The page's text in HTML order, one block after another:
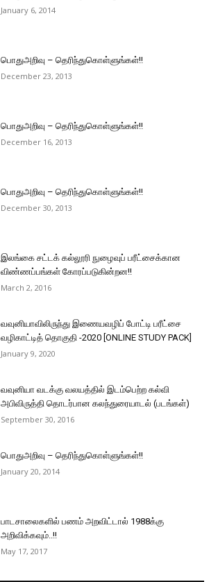
January 6, 2014
பொதுஅறிவு – தெரிந்துகொள்ளுங்கள்!!
December 23, 2013
பொதுஅறிவு – தெரிந்துகொள்ளுங்கள்!!
December 16, 2013
பொதுஅறிவு – தெரிந்துகொள்ளுங்கள்!!
December 30, 2013
இலங்கை சட்டக் கல்லூரி நுழைவுப் பரீட்சைக்கான
விண்ணப்பங்கள் கோரப்படுகின்றன!!
March 2, 2016
வவுனியாவிலிருந்து இணையவழிப் போட்டி பரீட்சை
வழிகாட்டித் தொகுதி -2020 [ONLINE STUDY PACK]
January 9, 2020
வவுனியா வடக்கு வலயத்தில் இடம்பெற்ற கல்வி
அபிவிருத்தி தொடர்பான கலந்துரையாடல் (படங்கள்)
September 30, 2016
பொதுஅறிவு – தெரிந்துகொள்ளுங்கள்!!
January 20, 2014
பாடசாலைகளில் பணம் அறவிட்டால் 1988க்கு
அறிவிக்கவும்..!!
May 17, 2017